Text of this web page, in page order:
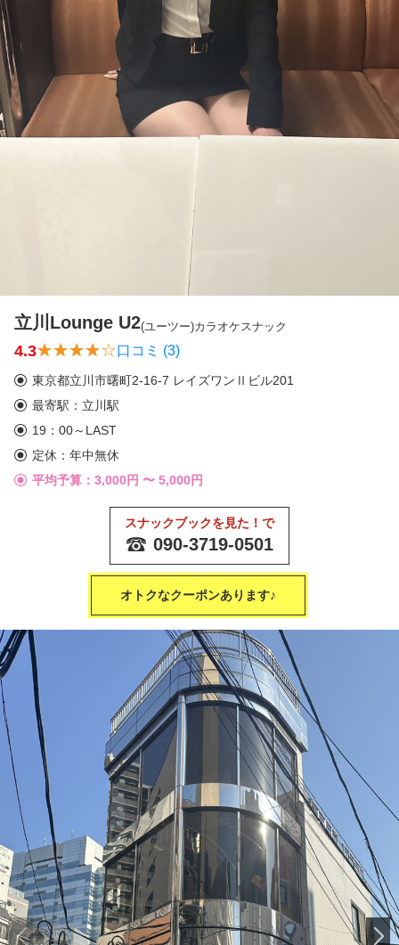
立川Lounge U2(ユーツー)カラオケスナック
4.3 口コミ (3)
東京都立川市曙町2-16-7 レイズワンⅡビル201
最寄駅：立川駅
19：00～LAST
定休：年中無休
平均予算：3,000円 〜 5,000円
スナックブックを見た！で
090-3719-0501
オトクなクーポンあります♪